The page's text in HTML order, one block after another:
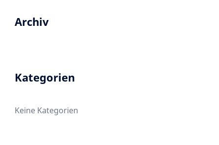
Archiv
Kategorien
Keine Kategorien